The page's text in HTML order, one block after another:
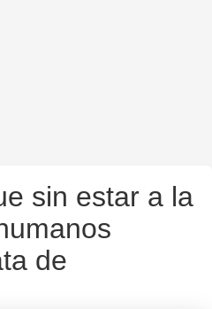
sin estar a la
de